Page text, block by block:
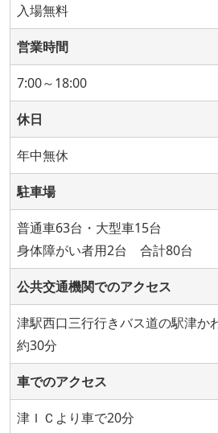
入場無料
営業時間
7:00～18:00
休日
年中無休
駐車場
普通車63台・大型車15台
身体障がい者用2台 合計80台
公共交通機関でのアクセス
津駅西口三行行きバス道の駅津か
約30分
車でのアクセス
津ＩＣより車で20分